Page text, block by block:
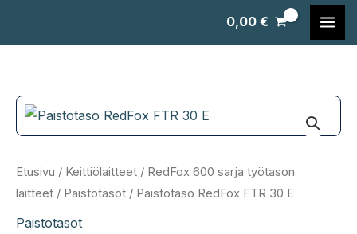
0,00€
Etusivu / Keittiölaitteet / RedFox 600 sarja työtason
laitteet / Paistotasot / Paistotaso RedFox FTR 30 E
Paistotasot